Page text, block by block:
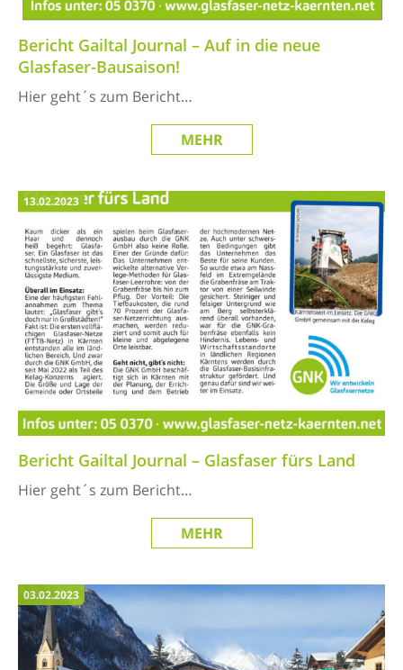
Bericht Gailtal Journal – Auf in die neue
Glasfaser-Bausaison!
Hier geht´s zum Bericht…
MEHR
Bericht Gailtal Journal – Glasfaser fürs Land
13.02.2023
Hier geht´s zum Bericht…
MEHR
03.02.2023